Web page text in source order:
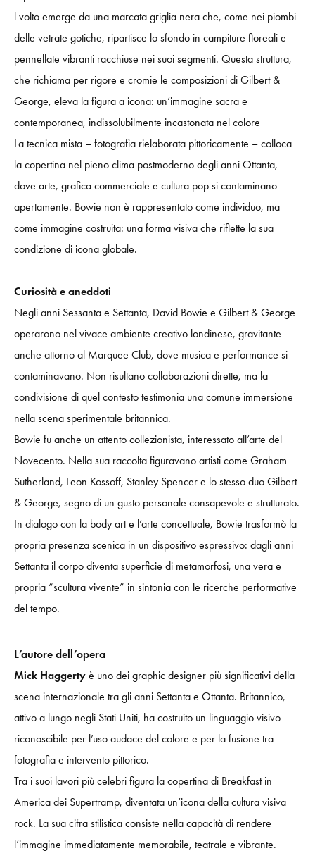
l volto emerge da una marcata griglia nera che, come nei piombi
delle vetrate gotiche, ripartisce lo sfondo in campiture floreali e
pennellate vibranti racchiuse nei suoi segmenti. Questa struttura,
che richiama per rigore e cromie le composizioni di Gilbert &
George, eleva la figura a icona: un’immagine sacra e
contemporanea, indissolubilmente incastonata nel colore
La tecnica mista – fotografia rielaborata pittoricamente – colloca
la copertina nel pieno clima postmoderno degli anni Ottanta,
dove arte, grafica commerciale e cultura pop si contaminano
apertamente. Bowie non è rappresentato come individuo, ma
come immagine costruita: una forma visiva che riflette la sua
condizione di icona globale.
Curiosità e aneddoti
Negli anni Sessanta e Settanta, David Bowie e Gilbert & George
operarono nel vivace ambiente creativo londinese, gravitante
anche attorno al Marquee Club, dove musica e performance si
contaminavano. Non risultano collaborazioni dirette, ma la
condivisione di quel contesto testimonia una comune immersione
nella scena sperimentale britannica.
Bowie fu anche un attento collezionista, interessato all’arte del
Novecento. Nella sua raccolta figuravano artisti come Graham
Sutherland, Leon Kossoff, Stanley Spencer e lo stesso duo Gilbert
& George, segno di un gusto personale consapevole e strutturato.
In dialogo con la body art e l’arte concettuale, Bowie trasformò la
propria presenza scenica in un dispositivo espressivo: dagli anni
Settanta il corpo diventa superficie di metamorfosi, una vera e
propria “scultura vivente” in sintonia con le ricerche performative
del tempo.
L’autore dell’opera
Mick Haggerty è uno dei graphic designer più significativi della
scena internazionale tra gli anni Settanta e Ottanta. Britannico,
attivo a lungo negli Stati Uniti, ha costruito un linguaggio visivo
riconoscibile per l’uso audace del colore e per la fusione tra
fotografia e intervento pittorico.
Tra i suoi lavori più celebri figura la copertina di Breakfast in
America dei Supertramp, diventata un’icona della cultura visiva
rock. La sua cifra stilistica consiste nella capacità di rendere
l’immagine immediatamente memorabile, teatrale e vibrante.